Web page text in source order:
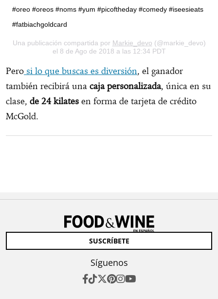
#oreo #oreos #noms #yum #picoftheday #comedy #iseesieats
#fatbiachgoldcard
Una publicación compartida por Markie_devo (@markie_devo)
el 8 de Ago de 2018 a las 12:34 PDT
Pero si lo que buscas es diversión, el ganador
también recibirá una caja personalizada, única en su
clase, de 24 kilates en forma de tarjeta de crédito
McGold.
SUSCRÍBETE
Síguenos